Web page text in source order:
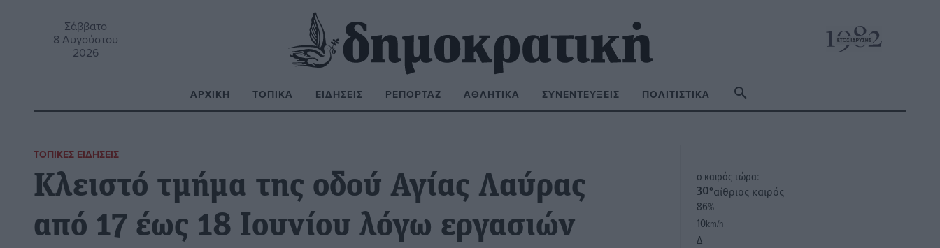
Σάββατο
8 Αυγούστου
2026
ΑΡΧΙΚΉ ΤΟΠΙΚΆ ΕΙΔΉΣΕΙΣ ΡΕΠΟΡΤΆΖ ΑΘΛΗΤΙΚΆ ΣΥΝΕΝΤΕΎΞΕΙΣ ΠΟΛΙΤΙΣΤΙΚΆ
ΤΟΠΙΚΈΣ ΕΙΔΉΣΕΙΣ
Κλειστό τμήμα της οδού Αγίας Λαύρας
από 17 έως 18 Ιουνίου λόγω εργασιών
o καιρός τώρα:
30°αίθριος καιρός
86%
10km/h
Δ